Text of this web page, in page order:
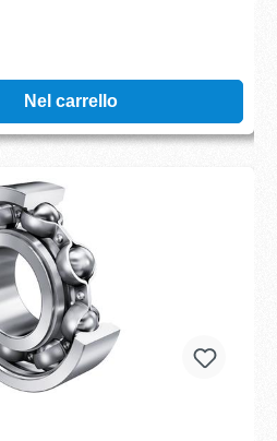
Nel carrello